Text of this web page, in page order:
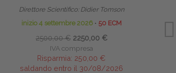
Direttore Scientifico: Didier Tomson
inizio 4 settembre 2026 ∙ 50 ECM
2500,00 € 2250,00 €
IVA compresa
Risparmia: 250,00 €
saldando entro il 30/08/2026